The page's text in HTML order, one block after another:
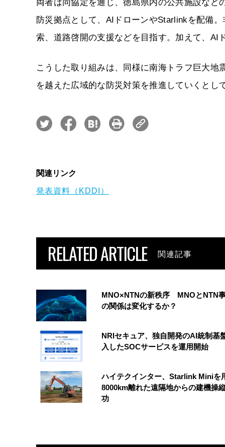
両者は同協定を通じ、徳島県内の公共施設な
防災拠点として、AIドローンやStarlinkを配備
索、道路啓開の支援などを目指す。加えて、AI
こうした取り組みは、同様に南海トラフ巨大
を越えた広域的な防災対策を推進していくとし
関連リンク
発表資料（KDDI）
RELATED ARTICLE 関連記事
MNO×NTNの新秩序 MNOとNTN
の関係は変化するか？
NRIセキュア、独自開発のAI統制基
入したSOCサービスを運用開始
ハイテクインター、Starlink Miniを
8000km離れた遠隔地からの建機操
功